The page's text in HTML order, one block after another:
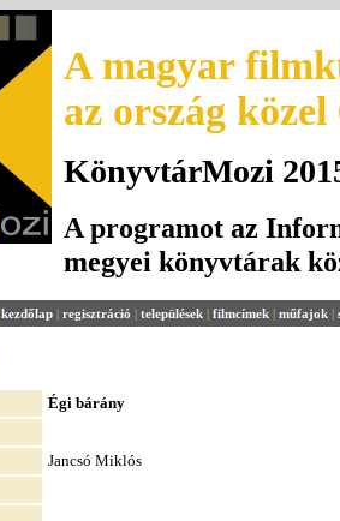
A magyar
az ország
KönyvtárMozi
A programot az
megyei könyvtárak
kezdőlap | regisztráció | települések | filmcímek | műfajok |
Égi bárány
Jancsó Miklós